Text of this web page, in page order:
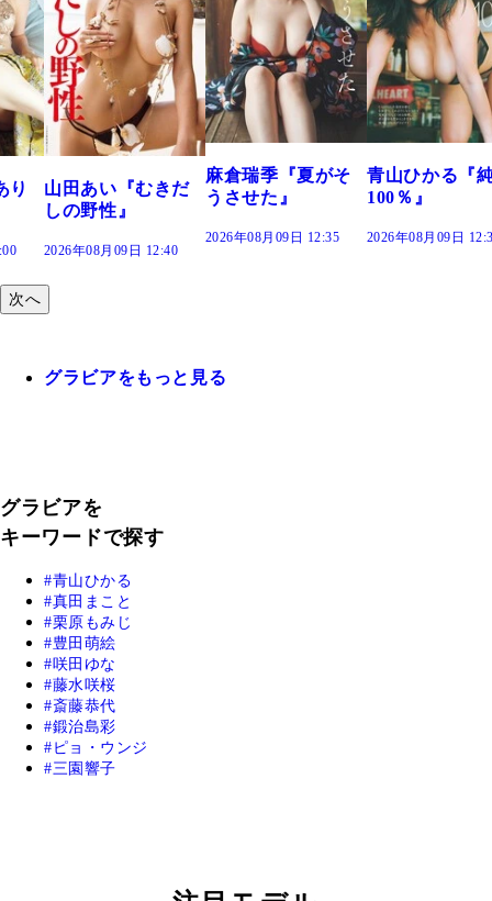
きだ
12:40
麻倉瑞季『夏がそ
うさせた』
青山ひかる『純度
100％』
2026年08月09日 12:30
溝端 葵『
つの、あお
で。』
2026年08月09
次へ
グラビアをもっと見る
グラビアを
キーワードで探す
青山ひかる
真田まこと
栗原もみじ
豊田萌絵
咲田ゆな
藤水咲桜
斎藤恭代
鍛治島彩
ピョ・ウンジ
三園響子